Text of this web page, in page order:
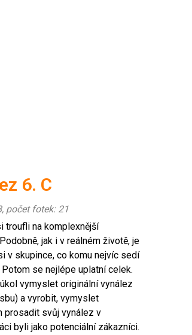
6. C
počet fotek: 21
troufli na komplexnější
jak i v reálném životě, je
v skupince, co komu nejvíc sedí
se nejlépe uplatní celek.
vymyslet originální vynález
a vyrobit, vymyslet
prosadit svůj vynález v
byli jako potenciální zákazníci.